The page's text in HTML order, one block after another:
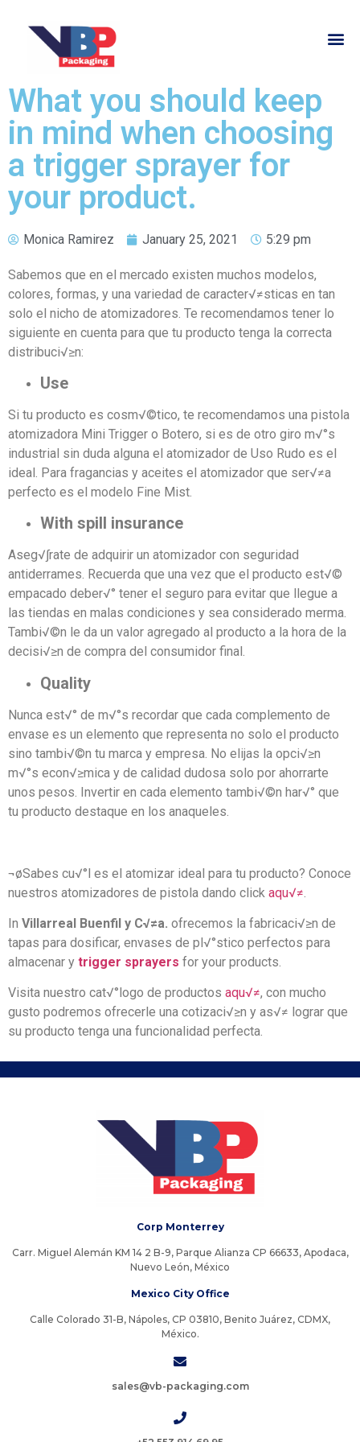
What you should keep
in mind when choosing
a trigger sprayer for
your product.
Monica Ramirez January 25, 2021 5:29 pm
Sabemos que en el mercado existen muchos modelos,
colores, formas, y una variedad de caracter√≠sticas en tan
solo el nicho de atomizadores. Te recomendamos tener lo
siguiente en cuenta para que tu producto tenga la correcta
distribuci√≥n:
Use
Si tu producto es cosm√©tico, te recomendamos una pistola
atomizadora Mini Trigger o Botero, si es de otro giro m√°s
industrial sin duda alguna el atomizador de Uso Rudo es el
ideal. Para fragancias y aceites el atomizador que ser√≠a
perfecto es el modelo Fine Mist.
With spill insurance
Aseg√∫rate de adquirir un atomizador con seguridad
antiderrames. Recuerda que una vez que el producto est√©
empacado deber√° tener el seguro para evitar que llegue a
las tiendas en malas condiciones y sea considerado merma.
Tambi√©n le da un valor agregado al producto a la hora de la
decisi√≥n de compra del consumidor final.
Quality
Nunca est√° de m√°s recordar que cada complemento de
envase es un elemento que representa no solo el producto
sino tambi√©n tu marca y empresa. No elijas la opci√≥n
m√°s econ√≥mica y de calidad dudosa solo por ahorrarte
unos pesos. Invertir en cada elemento tambi√©n har√° que
tu producto destaque en los anaqueles.
¬øSabes cu√°l es el atomizar ideal para tu producto? Conoce
nuestros atomizadores de pistola dando click aqu√≠
In Villarreal Buenfil y C√≠a. ofrecemos la fabricaci√≥n de
tapas para dosificar, envases de pl√°stico perfectos para
almacenar y trigger sprayers for your products.
Visita nuestro cat√°logo de productos aqu√≠, con mucho
gusto podremos ofrecerle una cotizaci√≥n y as√≠ lograr que
su producto tenga una funcionalidad perfecta.
Corp Monterrey
Carr. Miguel Alemán KM 14 2 B-9, Parque Alianza CP 66633, Apodaca,
Nuevo León, México
Mexico City Office
Calle Colorado 31-B, Nápoles, CP 03810, Benito Juárez, CDMX,
México.
sales@vb-packaging.com